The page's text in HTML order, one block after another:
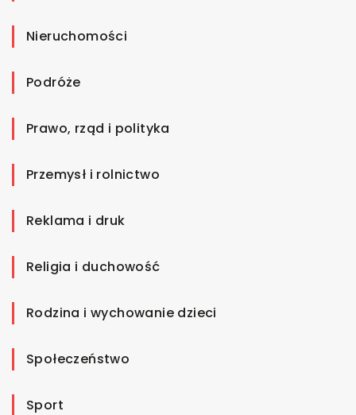
Nieruchomości
Podróże
Prawo, rząd i polityka
Przemysł i rolnictwo
Reklama i druk
Religia i duchowość
Rodzina i wychowanie dzieci
Społeczeństwo
Sport